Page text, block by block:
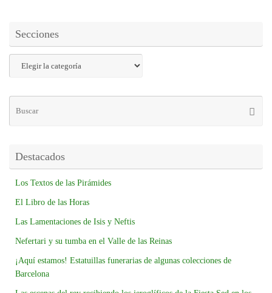
Secciones
Destacados
Los Textos de las Pirámides
El Libro de las Horas
Las Lamentaciones de Isis y Neftis
Nefertari y su tumba en el Valle de las Reinas
¡Aquí estamos! Estatuillas funerarias de algunas colecciones de
Barcelona